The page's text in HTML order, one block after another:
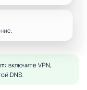
включите VPN,
DNS.